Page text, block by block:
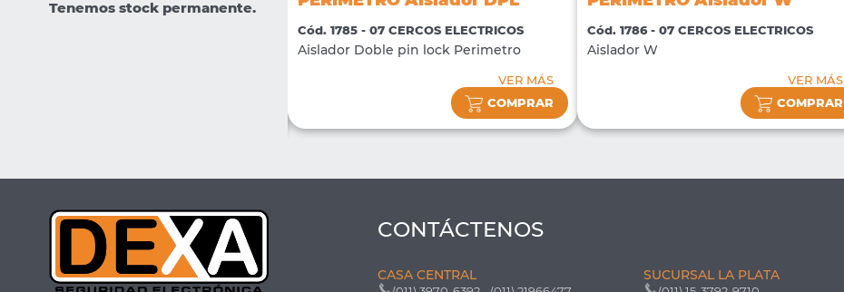
Tenemos stock permanente.
Cód. 1785 - 07 CERCOS ELECTRICOS
Aislador Doble pin lock Perimetro
VER MÁS
COMPRAR
Cód. 1786 - 07 CERCOS ELECTRICOS
Aislador W
VER MÁS
COMPRAR
CONTÁCTENOS
CASA CENTRAL SUCURSAL LA PLATA